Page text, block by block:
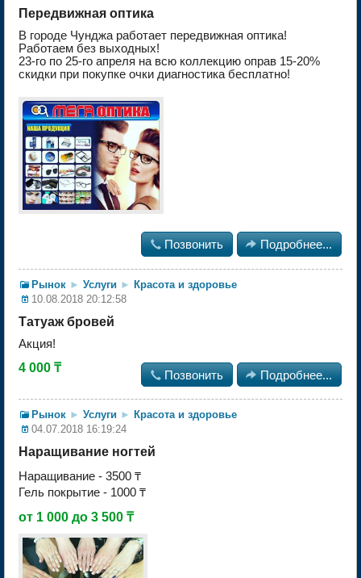
Передвижная оптика
В городе Чунджа работает передвижная оптика!
Работаем без выходных!
23-го по 25-го апреля на всю коллекцию оправ 15-20%
скидки при покупке очки диагностика бесплатно!
 Позвонить  Подробнее...
Рынок ► Услуги ► Красота и здоровье
10.08.2018 20:12:58
Татуаж бровей
Акция!
4 000 ₸
 Позвонить  Подробнее...
Рынок ► Услуги ► Красота и здоровье
04.07.2018 16:19:24
Наращивание ногтей
Наращивание - 3500 ₸
Гель покрытие - 1000 ₸
от 1 000 до 3 500 ₸